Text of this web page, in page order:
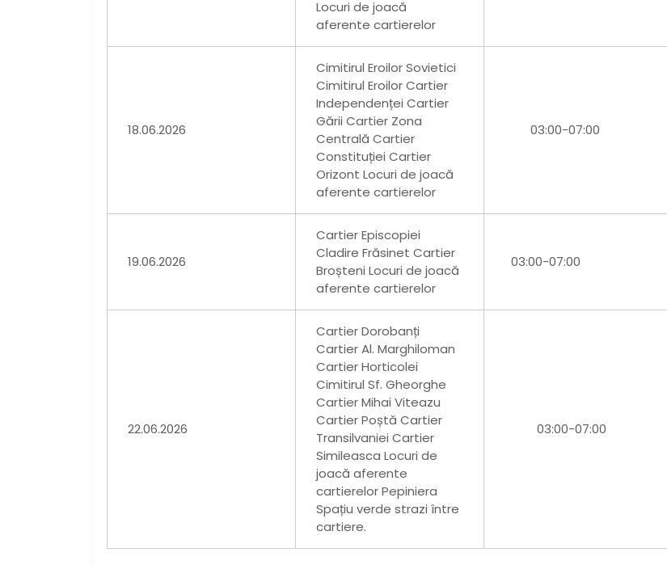
Locuri de joacă
aferente cartierelor
18.06.2026
Cimitirul Eroilor Sovietici
Cimitirul Eroilor Cartier
Independenței Cartier
Gării Cartier Zona
Centrală Cartier
Constituției Cartier
Orizont Locuri de joacă
aferente cartierelor
03:00-07:00
19.06.2026
Cartier Episcopiei
Cladire Frăsinet Cartier
Broșteni Locuri de joacă
aferente cartierelor
03:00-07:00
22.06.2026
Cartier Dorobanți
Cartier Al. Marghiloman
Cartier Horticolei
Cimitirul Sf. Gheorghe
Cartier Mihai Viteazu
Cartier Poștă Cartier
Transilvaniei Cartier
Simileasca Locuri de
joacă aferente
cartierelor Pepiniera
Spațiu verde strazi între
cartiere.
03:00-07:00